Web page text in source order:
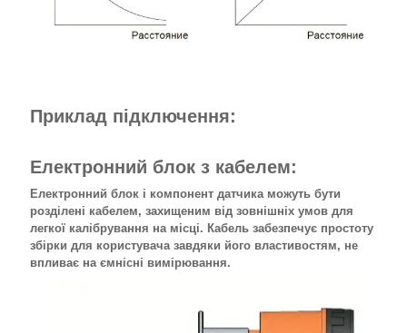
Приклад підключення:
Електронний блок з кабелем:
Електронний блок і компонент датчика можуть бути
розділені кабелем, захищеним від зовнішніх умов для
легкої калібрування на місці. Кабель забезпечує простоту
збірки для користувача завдяки його властивостям, не
впливає на ємнісні вимірювання.